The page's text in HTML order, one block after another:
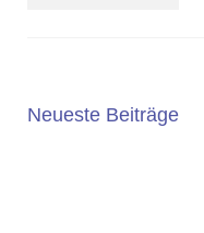
Neueste Beiträge